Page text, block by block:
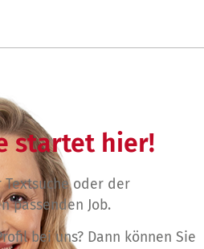
startet hier!
oder der
passenden Job.
bei uns? Dann können Sie